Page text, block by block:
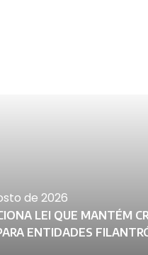
de 2026
LEI QUE MANTÉM
ENTIDADES